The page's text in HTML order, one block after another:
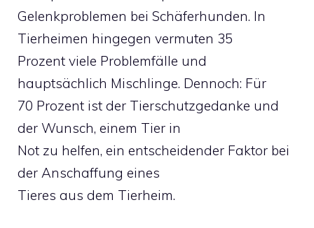
Gelenkproblemen bei Schäferhunden. In
Tierheimen hingegen vermuten 35
Prozent viele Problemfälle und
hauptsächlich Mischlinge. Dennoch: Für
70 Prozent ist der Tierschutzgedanke und
der Wunsch, einem Tier in
Not zu helfen, ein entscheidender Faktor bei
der Anschaffung eines
Tieres aus dem Tierheim.